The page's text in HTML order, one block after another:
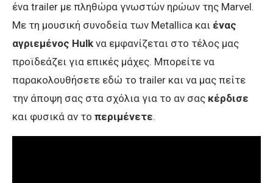
ένα trailer με πληθώρα γνωστών ηρώων της Marvel.
Με τη μουσική συνοδεία των Metallica και ένας
αγριεμένος Hulk να εμφανίζεται στο τέλος μας
προϊδεάζει για επικές μάχες. Μπορείτε να
παρακολουθήσετε εδώ το trailer και να μας πείτε
την άποψη σας στα σχόλια για το αν σας κέρδισε
και φυσικά αν το περιμένετε.